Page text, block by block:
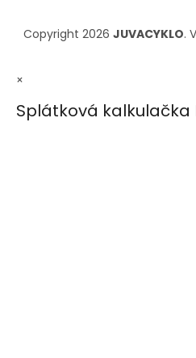
Copyright 2026 JUVACYKLO.
×
Splátková kalkulačka